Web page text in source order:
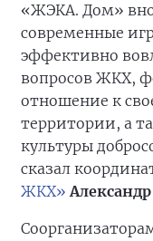
«ЖЭКА. Дом»
современные
эффективно
вопросов ЖКХ,
отношение к
территории, а
культуры
сказал
ЖКХ»